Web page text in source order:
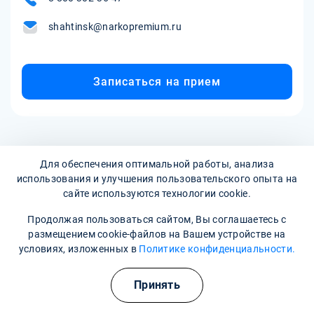
shahtinsk@narkopremium.ru
Записаться на прием
Наркологическая клиника:опытные врачи, хорошие
условия и гарантия анонимности
Свяжитесь с нами
Для обеспечения оптимальной работы, анализа
использования и улучшения пользовательского опыта на
сайте используются технологии cookie.
Продолжая пользоваться сайтом, Вы соглашаетесь с
размещением cookie-файлов на Вашем устройстве на
условиях, изложенных в Политике конфиденциальности.
Принять